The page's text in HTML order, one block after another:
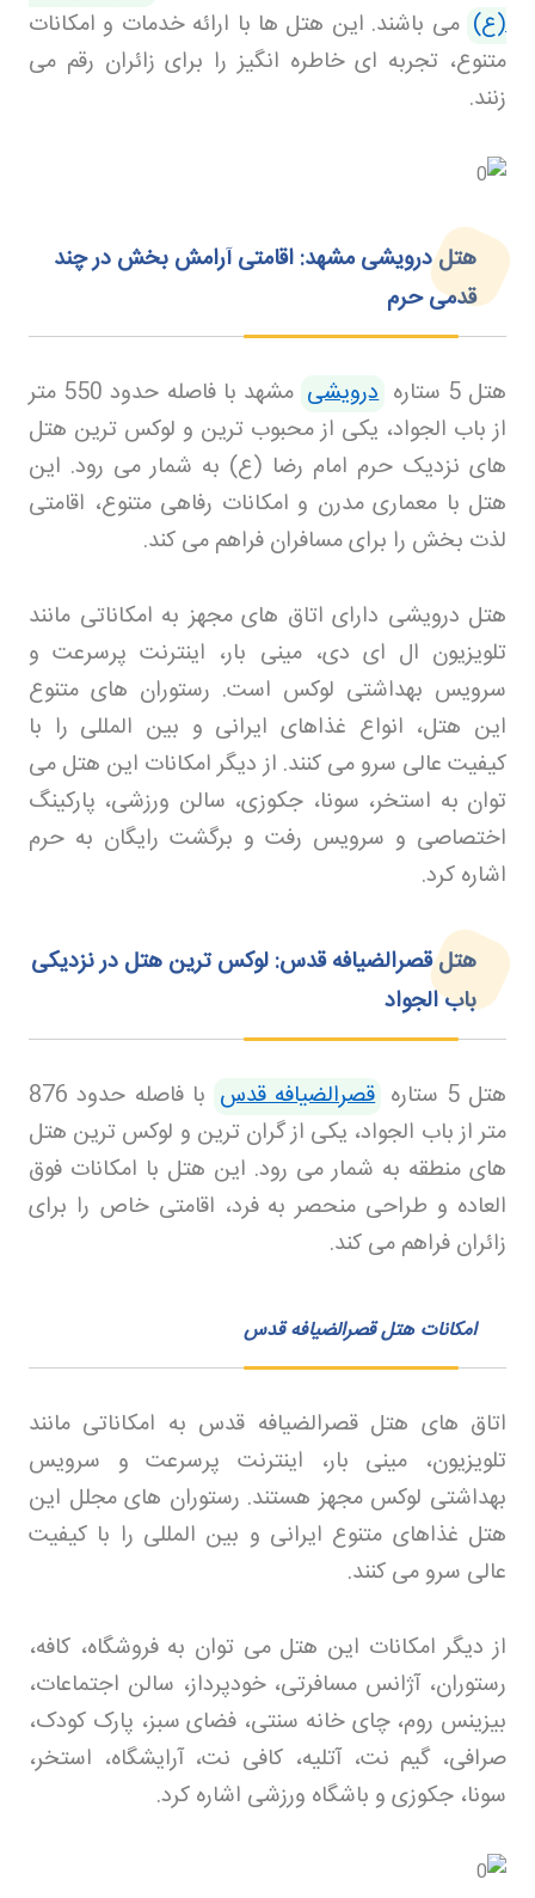
(ع) می باشند. این هتل ها با ارائه خدمات و امکانات
متنوع، تجربه ای خاطره انگیز را برای زائران رقم می
زنند.
هتل درویشی مشهد: اقامتی آرامش بخش در چند
قدمی حرم
هتل 5 ستاره درویشی
مشهد با فاصله حدود 550 متر
از باب الجواد، یکی از محبوب ترین و لوکس ترین هتل
های نزدیک حرم امام رضا (ع) به شمار می رود. این
هتل با معماری مدرن و امکانات رفاهی متنوع، اقامتی
لذت بخش را برای مسافران فراهم می کند.
هتل درویشی دارای اتاق های مجهز به امکاناتی مانند
تلویزیون ال ای دی، مینی بار، اینترنت پرسرعت و
سرویس بهداشتی لوکس است. رستوران های متنوع
این هتل، انواع غذاهای ایرانی و بین المللی را با
کیفیت عالی سرو می کنند. از دیگر امکانات این هتل می
توان به استخر، سونا، جکوزی، سالن ورزشی، پارکینگ
اختصاصی و سرویس رفت و برگشت رایگان به حرم
اشاره کرد.
هتل قصرالضیافه قدس: لوکس ترین هتل در نزدیکی
باب الجواد
هتل 5 ستاره قصرالضیافه قدس
با فاصله حدود 876
متر از باب الجواد، یکی از گران ترین و لوکس ترین هتل
های منطقه به شمار می رود. این هتل با امکانات فوق
العاده و طراحی منحصر به فرد، اقامتی خاص را برای
زائران فراهم می کند.
امکانات هتل قصرالضیافه قدس
اتاق های هتل قصرالضیافه قدس به امکاناتی مانند
تلویزیون، مینی بار، اینترنت پرسرعت و سرویس
بهداشتی لوکس مجهز هستند. رستوران های مجلل این
هتل غذاهای متنوع ایرانی و بین المللی را با کیفیت
عالی سرو می کنند.
از دیگر امکانات این هتل می توان به فروشگاه، کافه،
رستوران، آژانس مسافرتی، خودپرداز، سالن اجتماعات،
بیزینس روم، چای خانه سنتی، فضای سبز، پارک کودک،
صرافی، گیم نت، آتلیه، کافی نت، آرایشگاه، استخر،
سونا، جکوزی و باشگاه ورزشی اشاره کرد.